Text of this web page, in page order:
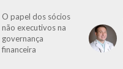
O papel dos sócios
não executivos na
governança
financeira